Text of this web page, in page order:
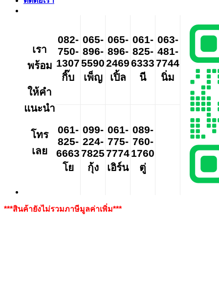
เรา
พร้อม
ให้คำ
แนะนำ
โทร
เลย
082-
750-
1307
กิ๊บ
065-
896-
5590
เพ็ญ
065-
896-
2469
เปิ้ล
061-
825-
6333
นี
063-
481-
7744
นิ่ม
061-
825-
6663
โย
099-
224-
7825
กุ้ง
061-
775-
7774
เอิร์น
089-
760-
1760
ตู่
***สินค้ายังไม่รวมภาษีมูลค่าเพิ่ม***